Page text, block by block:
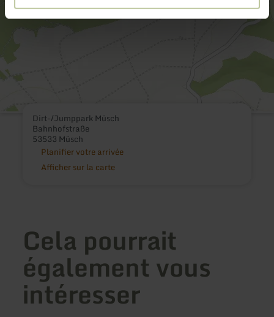
Dirt-/Jumppark Müsch
Bahnhofstraße
53533 Müsch
Planifier votre arrivée
Afficher sur la carte
Cela pourrait
également vous
intéresser